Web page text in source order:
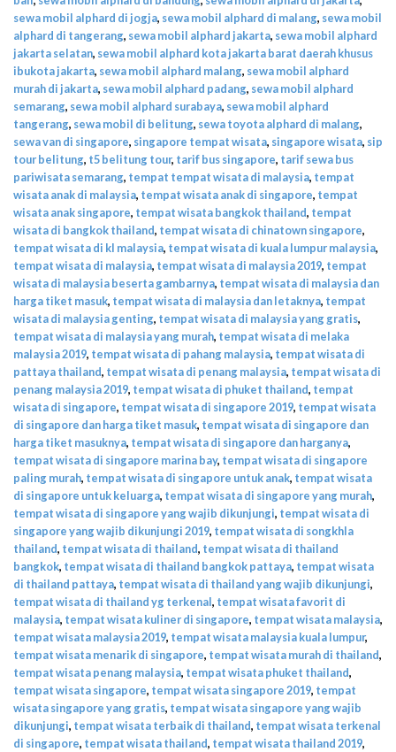
sewa mobil alphard di jogja, sewa mobil alphard di malang, sewa mobil
alphard di tangerang, sewa mobil alphard jakarta, sewa mobil alphard
jakarta selatan, sewa mobil alphard kota jakarta barat daerah khusus
ibukota jakarta, sewa mobil alphard malang, sewa mobil alphard
murah di jakarta, sewa mobil alphard padang, sewa mobil alphard
semarang, sewa mobil alphard surabaya, sewa mobil alphard
tangerang, sewa mobil di belitung, sewa toyota alphard di malang,
sewa van di singapore, singapore tempat wisata, singapore wisata, sip
tour belitung, t5 belitung tour, tarif bus singapore, tarif sewa bus
pariwisata semarang, tempat tempat wisata di malaysia, tempat
wisata anak di malaysia, tempat wisata anak di singapore, tempat
wisata anak singapore, tempat wisata bangkok thailand, tempat
wisata di bangkok thailand, tempat wisata di chinatown singapore,
tempat wisata di kl malaysia, tempat wisata di kuala lumpur malaysia,
tempat wisata di malaysia, tempat wisata di malaysia 2019, tempat
wisata di malaysia beserta gambarnya, tempat wisata di malaysia dan
harga tiket masuk, tempat wisata di malaysia dan letaknya, tempat
wisata di malaysia genting, tempat wisata di malaysia yang gratis,
tempat wisata di malaysia yang murah, tempat wisata di melaka
malaysia 2019, tempat wisata di pahang malaysia, tempat wisata di
pattaya thailand, tempat wisata di penang malaysia, tempat wisata di
penang malaysia 2019, tempat wisata di phuket thailand, tempat
wisata di singapore, tempat wisata di singapore 2019, tempat wisata
di singapore dan harga tiket masuk, tempat wisata di singapore dan
harga tiket masuknya, tempat wisata di singapore dan harganya,
tempat wisata di singapore marina bay, tempat wisata di singapore
paling murah, tempat wisata di singapore untuk anak, tempat wisata
di singapore untuk keluarga, tempat wisata di singapore yang murah,
tempat wisata di singapore yang wajib dikunjungi, tempat wisata di
singapore yang wajib dikunjungi 2019, tempat wisata di songkhla
thailand, tempat wisata di thailand, tempat wisata di thailand
bangkok, tempat wisata di thailand bangkok pattaya, tempat wisata
di thailand pattaya, tempat wisata di thailand yang wajib dikunjungi,
tempat wisata di thailand yg terkenal, tempat wisata favorit di
malaysia, tempat wisata kuliner di singapore, tempat wisata malaysia,
tempat wisata malaysia 2019, tempat wisata malaysia kuala lumpur,
tempat wisata menarik di singapore, tempat wisata murah di thailand,
tempat wisata penang malaysia, tempat wisata phuket thailand,
tempat wisata singapore, tempat wisata singapore 2019, tempat
wisata singapore yang gratis, tempat wisata singapore yang wajib
dikunjungi, tempat wisata terbaik di thailand, tempat wisata terkenal
di singapore, tempat wisata thailand, tempat wisata thailand 2019,